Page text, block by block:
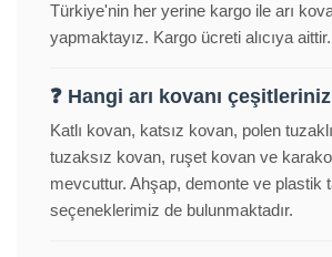
Türkiye'nin her yerine kargo ile arı
yapmaktayız. Kargo ücreti alıcıya aittir.
❓ Hangi arı kovanı
Katlı kovan, katsız kovan, polen
tuzaksız kovan, ruşet kovan ve
mevcuttur. Ahşap, demonte ve plastik
seçeneklerimiz de bulunmaktadır.